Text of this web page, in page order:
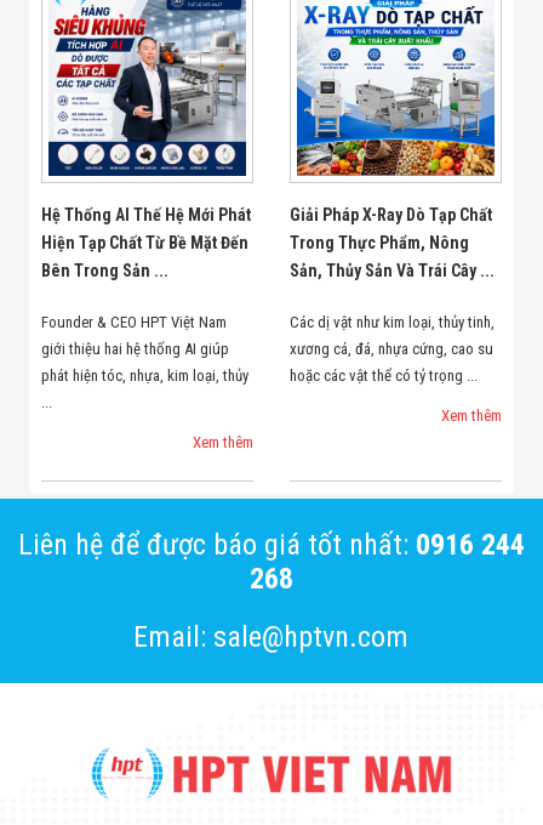
Hệ Thống AI Thế Hệ Mới Phát
Hiện Tạp Chất Từ Bề Mặt Đến
Bên Trong Sản ...
Founder & CEO HPT Việt Nam
giới thiệu hai hệ thống AI giúp
phát hiện tóc, nhựa, kim loại, thủy
Xem thêm
Giải Pháp X-Ray Dò Tạp Chất
Trong Thực Phẩm, Nông
Sản, Thủy Sản Và Trái Cây ...
Các dị vật như kim loại, thủy tinh,
xương cá, đá, nhựa cứng, cao su
hoặc các vật thể có tỷ trọng ...
Xem thêm
Liên hệ để được báo giá tốt nhất: 0916 244
268
Email: sale@hptvn.com